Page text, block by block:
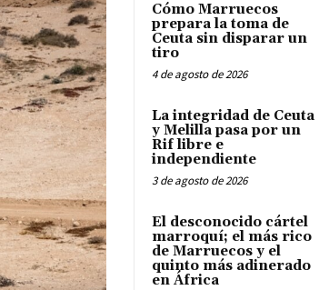
Cómo Marruecos
prepara la toma de
Ceuta sin disparar un
tiro
4 de agosto de 2026
La integridad de Ceuta
y Melilla pasa por un
Rif libre e
independiente
3 de agosto de 2026
El desconocido cártel
marroquí; el más rico
de Marruecos y el
quinto más adinerado
en África